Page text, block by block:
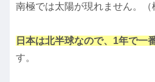
南極では太陽が現れません。（
日本は北半球なので、1年で一
す。